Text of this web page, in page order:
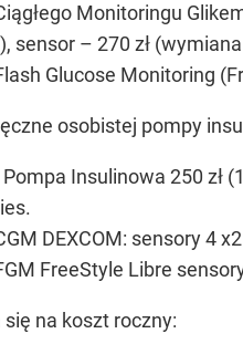
Monitoringu
sensor – 270 zł
Glucose Monitoring
osobistej pompy
Insulinowa 250 zł
DEXCOM: sensory 4
FreeStyle Libre
się na koszt roczny: